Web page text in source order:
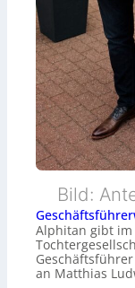
Bild:
Alphitan gibt im
an Matthias